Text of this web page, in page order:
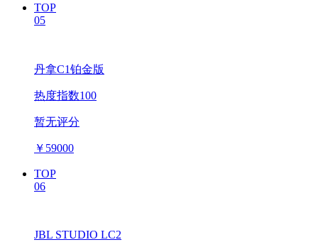
TOP
05
丹拿C1铂金版
热度指数100
暂无评分
￥ 59000
TOP
06
JBL STUDIO LC2